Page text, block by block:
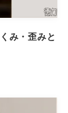
み・歪みと